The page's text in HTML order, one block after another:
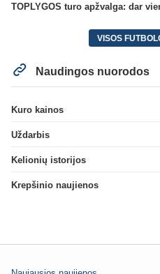
TOPLYGOS turo apžvalga: dar
VISOS
Naudingos nuorodos
Kuro kainos
Uždarbis
Kelionių istorijos
Krepšinio naujienos